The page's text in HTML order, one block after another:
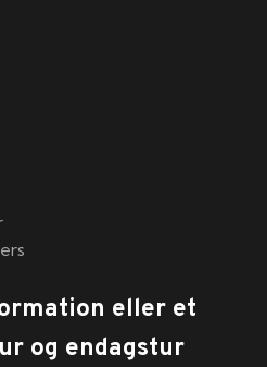
eller et
og endagstur